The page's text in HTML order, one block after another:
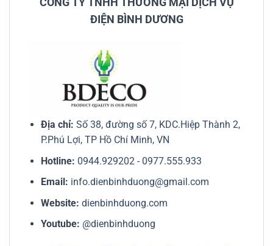
CÔNG TY TNHH THƯƠNG MẠI DỊCH VỤ
ĐIỆN BÌNH DƯƠNG
Địa chỉ: Số 38, đường số 7, KDC.Hiệp Thành 2,
P.Phú Lợi, TP Hồ Chí Minh, VN
Hotline: 0944.929202 - 0977.555.933
Email: info.dienbinhduong@gmail.com
Website: dienbinhduong.com
Youtube: @dienbinhduong